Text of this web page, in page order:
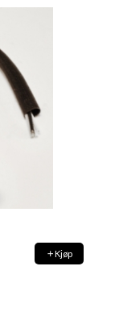
Kjøp